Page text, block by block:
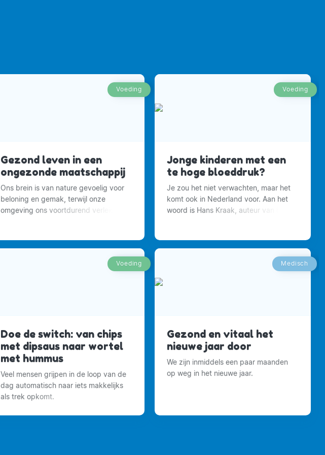
Voeding
Gezond leven in een
ongezonde maatschappij
Ons brein is van nature gevoelig voor
beloning en gemak, terwijl onze
omgeving ons voortdurend verleidt
Voeding
Jonge kinderen met een
te hoge bloeddruk?
Je zou het niet verwachten, maar het
komt ook in Nederland voor. Aan het
woord is Hans Kraak, auteur van het
Voeding
Doe de switch: van chips
met dipsaus naar wortel
met hummus
Veel mensen grijpen in de loop van de
dag automatisch naar iets makkelijks
als trek opkomt.
Medisch
Gezond en vitaal het
nieuwe jaar door
We zijn inmiddels een paar maanden
op weg in het nieuwe jaar.